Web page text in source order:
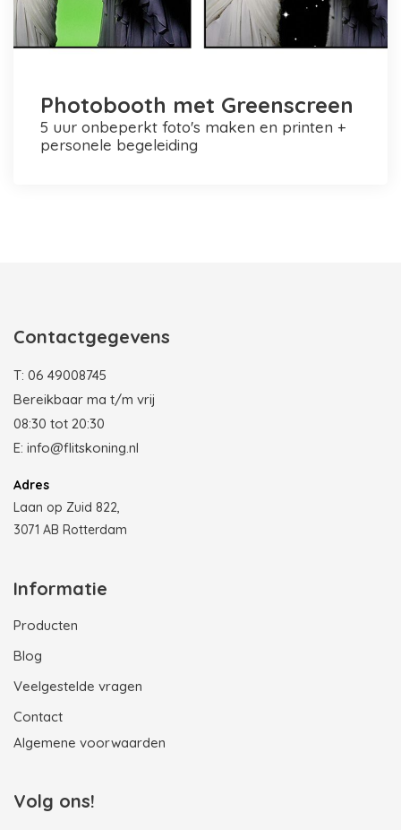
Photobooth met Greenscreen
5 uur onbeperkt foto's maken en printen +
personele begeleiding
Contactgegevens
T: 06 49008745
Bereikbaar ma t/m vrij
08:30 tot 20:30
E: info@flitskoning.nl
Adres
Laan op Zuid 822,
3071 AB Rotterdam
Informatie
Producten
Blog
Veelgestelde vragen
Contact
Algemene voorwaarden
Volg ons!